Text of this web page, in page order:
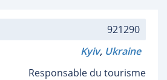
921290
Kyiv, Ukraine
Responsable du tourisme